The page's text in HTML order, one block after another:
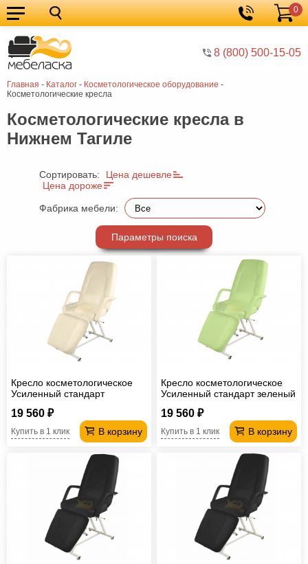
8 (800) 500-15-05
Корзина
0
Главная - Каталог - Косметологическое оборудование -
Косметологические кресла
Кухонные
гарнитуры
Мебель
для
кухни
Мебель
для
спальни
Кровати
Шкафы
Диваны
мебель
Мебель
компьютер
для
ванной
Мебель
трансформер
Матрасы
Кресла-
Косметологическое
оборудование
Косметологические кресла в
Нижнем Тагиле
Сортировать:
Цена дешевле
Цена дороже
Фабрика мебели:
Параметры поиска
Кресло косметологическое
Усиленный стандарт
19 560 ₽
В корзину
Купить в 1 клик
Кресло косметологическое
Усиленный стандарт зеленый
19 560 ₽
В корзину
Купить в 1 клик